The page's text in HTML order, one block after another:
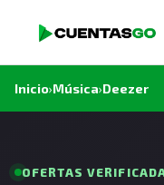
Inicio›Música›Deezer
OFERTAS